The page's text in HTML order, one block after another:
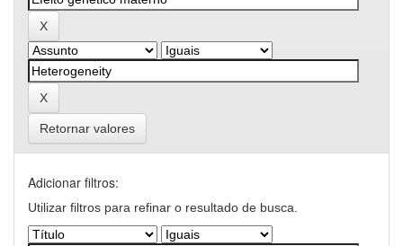
Retornar valores
Adicionar filtros:
Utilizar filtros para refinar o resultado de busca.